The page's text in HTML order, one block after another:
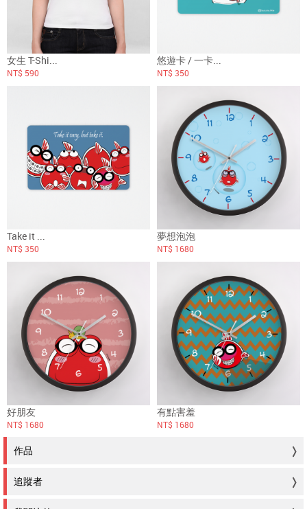
女生 T-Shi...
NT$ 590
悠遊卡 / 一卡...
NT$ 350
Take it ...
NT$ 350
夢想泡泡
NT$ 1680
好朋友
NT$ 1680
有點害羞
NT$ 1680
作品
追蹤者